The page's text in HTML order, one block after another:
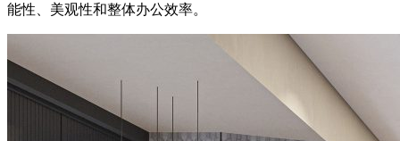
能性、美观性和整体办公效率。